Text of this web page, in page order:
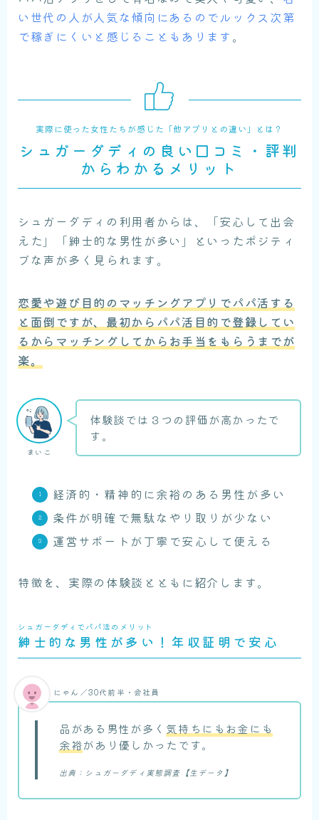
い世代の人が人気な傾向にあるのでルックス次第
で稼ぎにくいと感じることもあります 。
実際に使った女性たちが感じた「他アプリとの違い」とは？
シュガーダディの良い口コミ・評判
からわかるメリット
シュガーダディの利用者からは、「安心して出会
えた」「紳士的な男性が多い」といったポジティ
ブな声が多く見られます。
恋愛や遊び目的のマッチングアプリでパパ活する
と面倒ですが、最初からパパ活目的で登録してい
るからマッチングしてからお手当をもらうまでが
楽。
まいこ
体験談では３つの評価が高かったで
す。
経済的・精神的に余裕のある男性が多い
条件が明確で無駄なやり取りが少ない
運営サポートが丁寧で安心して使える
特徴を、実際の体験談とともに紹介します。
シュガーダディでパパ活のメリット
紳士的な男性が多い！年収証明で安心
品がある男性が多く 気持ちにもお金にも
余裕があり優しかったです。
出典：シュガーダディ実態調査【生データ】
にゃん／30代前半・会社員